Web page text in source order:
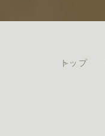
トップ